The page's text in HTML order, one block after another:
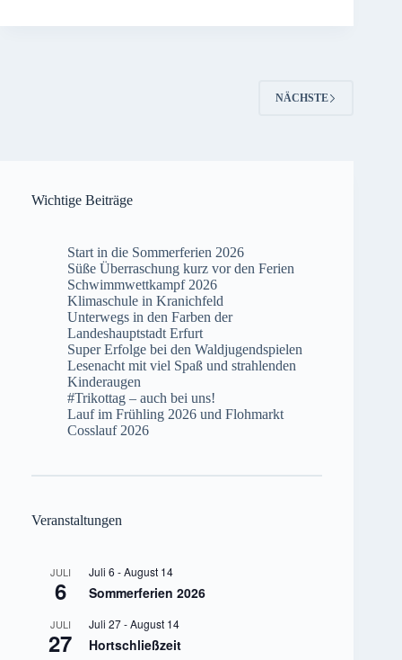
NÄCHSTE
Wichtige Beiträge
Start in die Sommerferien 2026
Süße Überraschung kurz vor den Ferien
Schwimmwettkampf 2026
Klimaschule in Kranichfeld
Unterwegs in den Farben der
Landeshauptstadt Erfurt
Super Erfolge bei den Waldjugendspielen
Lesenacht mit viel Spaß und strahlenden
Kinderaugen
#Trikottag – auch bei uns!
Lauf im Frühling 2026 und Flohmarkt
Cosslauf 2026
Veranstaltungen
JULI
6
Juli 6 -August 14
Sommerferien 2026
JULI
27
Juli 27-August 14
Hortschließzeit